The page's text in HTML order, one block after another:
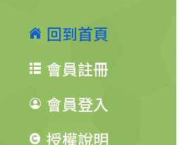
回到首頁
會員註冊
會員登入
授權說明